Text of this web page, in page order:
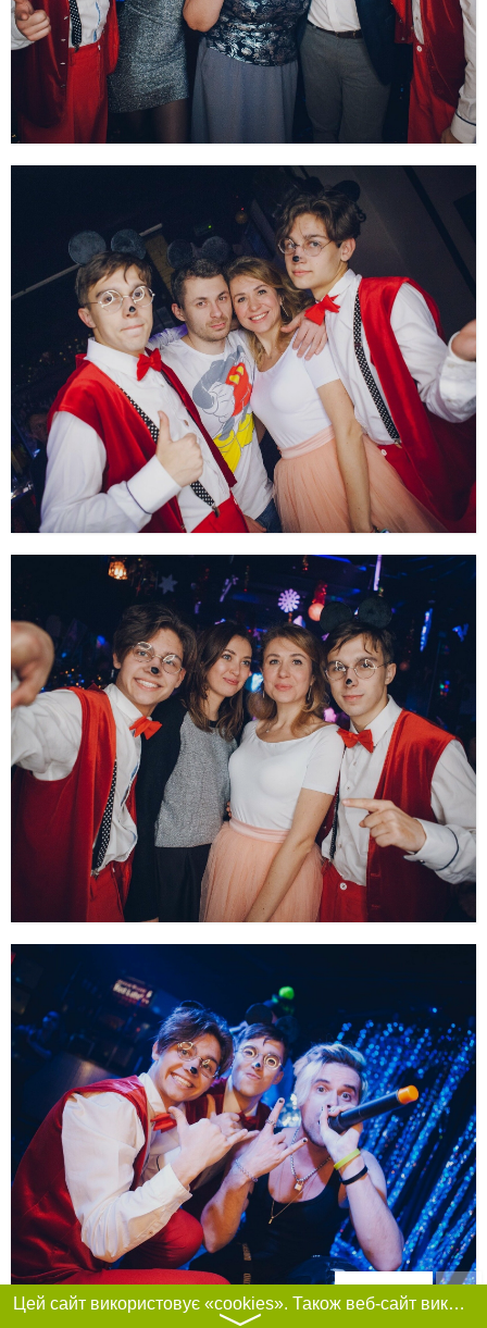
Фільтри
Цей сайт використовує «cookies». Також веб-сайт використовує інтернет-сервіс для збору технічних даних стосовно відвідувачів з метою отримання маркетингової та статистичної інформації. Умови обробки даних відвідувачів сайту див.
〉